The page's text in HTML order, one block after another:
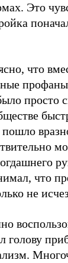
Это
что
просто
что
не
голову